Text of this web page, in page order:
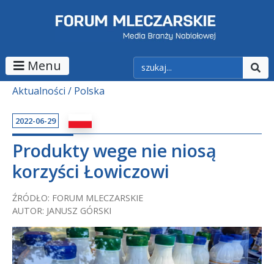
Menu
Aktualności Polska
2022-06-29
Produkty wege nie niosą
korzyści Łowiczowi
ŹRÓDŁO: FORUM MLECZARSKIE
AUTOR: JANUSZ GÓRSKI